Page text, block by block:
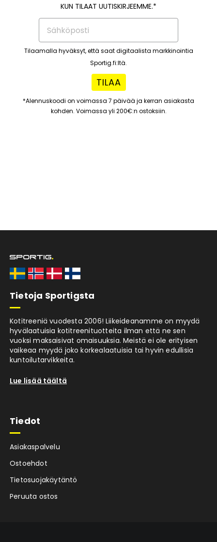
KUN TILAAT UUTISKIRJEEMME.*
Tilaamalla hyväksyt, että saat digitaalista markkinointia
Sportig.fi:ltä.
TILAA
*Alennuskoodi on voimassa 7 päivää ja kerran asiakasta
kohden. Voimassa yli 200€:n ostoksiin.
Tietoja Sportigsta
Kotitreeniä vuodesta 2006! Liikeideanamme on myydä
hyvälaatuisia kotitreenituotteita ilman että ne sen
vuoksi maksaisivat omaisuuksia. Meistä ei ole erityisen
vaikeaa myydä joko korkealaatuisia tai hyvin edullisia
kuntoilutarvikkeita.
Lue lisää täältä
Tiedot
Asiakaspalvelu
Ostoehdot
Tietosuojakäytäntö
Peruuta ostos